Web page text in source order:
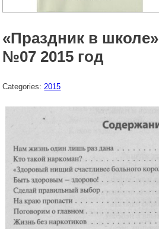
«Праздник в школе»
№07 2015 год
Categories: 2015